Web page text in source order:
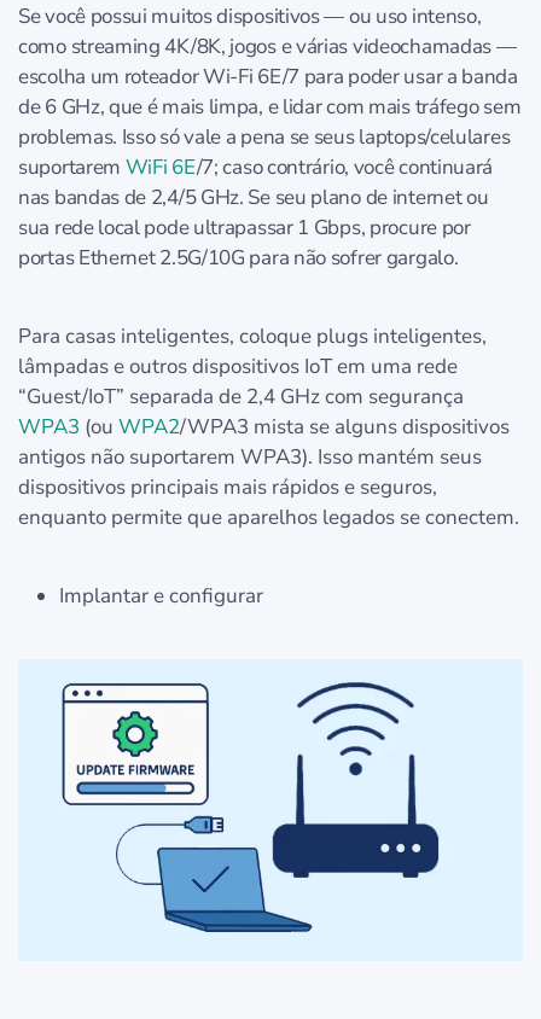
Se você possui muitos dispositivos — ou uso intenso,
como streaming 4K/8K, jogos e várias videochamadas —
escolha um roteador Wi-Fi 6E/7 para poder usar a banda
de 6 GHz, que é mais limpa, e lidar com mais tráfego sem
problemas. Isso só vale a pena se seus laptops/celulares
suportarem WiFi 6E/7; caso contrário, você continuará
nas bandas de 2,4/5 GHz. Se seu plano de internet ou
sua rede local pode ultrapassar 1 Gbps, procure por
portas Ethernet 2.5G/10G para não sofrer gargalo.
Para casas inteligentes, coloque plugs inteligentes,
lâmpadas e outros dispositivos IoT em uma rede
“Guest/IoT” separada de 2,4 GHz com segurança
WPA3 (ou WPA2/WPA3 mista se alguns dispositivos
antigos não suportarem WPA3). Isso mantém seus
dispositivos principais mais rápidos e seguros,
enquanto permite que aparelhos legados se conectem.
Implantar e configurar